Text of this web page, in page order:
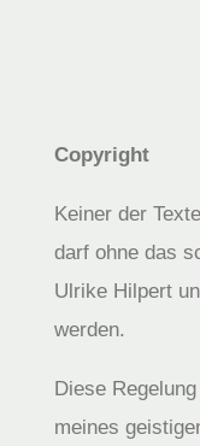
Copyright
Keiner der
darf ohne das
Ulrike Hilpert
werden.
Diese
meines